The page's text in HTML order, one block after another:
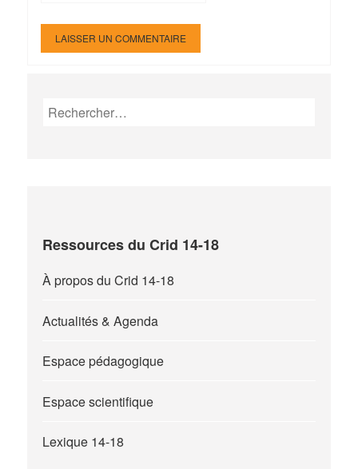
Rechercher :
Ressources du Crid 14-18
À propos du Crid 14-18
Actualités & Agenda
Espace pédagogique
Espace scientifique
Lexique 14-18